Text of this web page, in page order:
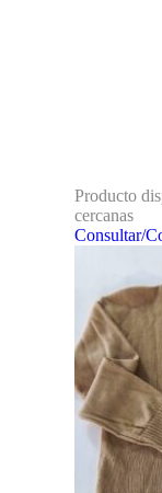
Producto
cercanas
Consultar/